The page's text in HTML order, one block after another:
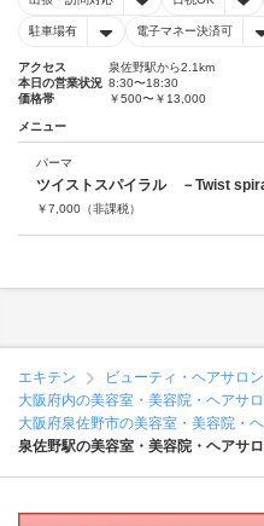
駐車場有 電子マネー決済可
アクセス
泉佐野駅から2.1km
本日の営業状況 8:30〜18:30
価格帯
￥500〜￥13,000
メニュー
パーマ
ツイストスパイラル －Twist
￥7,000 （非課税）
エキテン ビューティ・ヘアサロン
大阪府内の美容室・美容院・ヘアサ
大阪府泉佐野市の美容室・美容院・
泉佐野駅の美容室・美容院・ヘアサ